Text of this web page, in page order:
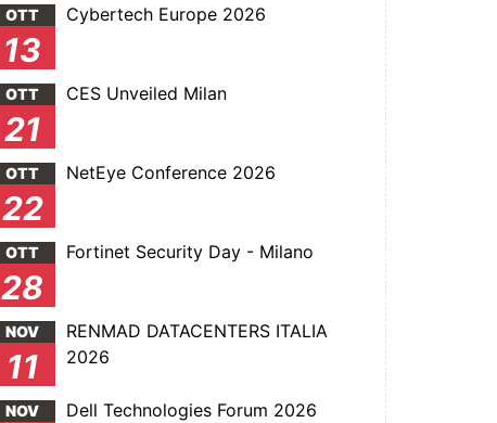
OTT
13
Cybertech Europe 2026
OTT
21
CES Unveiled Milan
OTT
22
NetEye Conference 2026
OTT
28
Fortinet Security Day - Milano
NOV
11
RENMAD DATACENTERS ITALIA
2026
NOV Dell Technologies Forum 2026